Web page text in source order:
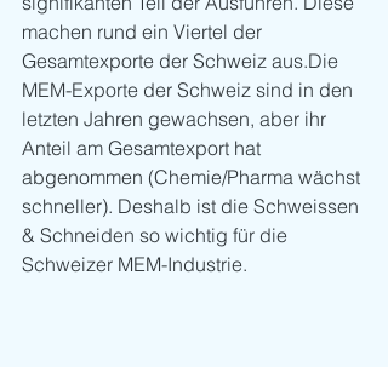
machen rund ein Viertel der
Gesamtexporte der Schweiz aus.Die
MEM-Exporte der Schweiz sind in den
letzten Jahren gewachsen, aber ihr
Anteil am Gesamtexport hat
abgenommen (Chemie/Pharma wächst
schneller). Deshalb ist die Schweissen
& Schneiden so wichtig für die
Schweizer MEM-Industrie.